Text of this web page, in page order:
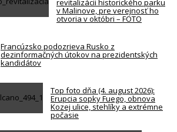
revitalizácii historického parku
v Malinove, pre verejnosť ho
otvoria v októbri – FOTO
Francúzsko podozrieva Rusko z
dezinformačných útokov na prezidentských
kandidátov
Top foto dňa (4. august 2026):
Erupcia sopky Fuego, obnova
Kozej ulice, stehlíky a extrémne
počasie